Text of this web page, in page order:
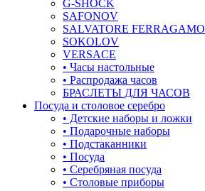
G-SHOCK
SAFONOV
SALVATORE FERRAGAMO
SOKOLOV
VERSACE
• Часы настольные
• Распродажа часов
БРАСЛЕТЫ ДЛЯ ЧАСОВ
Посуда и столовое серебро
• Детские наборы и ложки
• Подарочные наборы
• Подстаканники
• Посуда
• Серебряная посуда
• Столовые приборы